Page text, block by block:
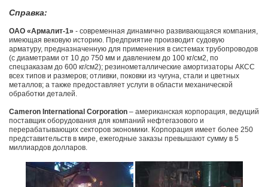
Cправка:
ОАО «Армалит-1» - современная динамично развивающаяся компания,
имеющая вековую историю. Предприятие производит судовую
арматуру, предназначенную для применения в системах трубопроводов
(с диаметрами от 10 до 750 мм и давлением до 100 кг/см2, по
спецзаказам до 600 кг/см2); резинометаллические амортизаторы АКСС
всех типов и размеров; отливки, поковки из чугуна, стали и цветных
металлов; а также предоставляет услуги в области механической
обработки деталей.
Cameron International Corporation – американская корпорация, ведущий
поставщик оборудования для компаний нефтегазового и
перерабатывающих секторов экономики. Корпорация имеет более 250
представительств в мире, ежегодные заказы превышают сумму в 5
миллиардов долларов.